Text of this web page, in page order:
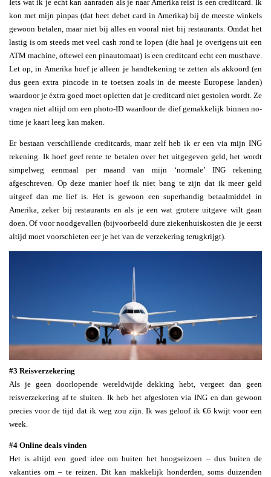
Iets wat ik je echt kan aanraden als je naar Amerika reist is een creditcard. Ik
kon met mijn pinpas (dat heet debet card in Amerika) bij de meeste winkels
gewoon betalen, maar niet bij alles en vooral niet bij restaurants. Omdat het
lastig is om steeds met veel cash rond te lopen (die haal je overigens uit een
ATM machine, oftewel een pinautomaat) is een creditcard echt een musthave.
Let op, in Amerika hoef je alleen je handtekening te zetten als akkoord (en
dus geen extra pincode in te toetsen zoals in de meeste Europese landen)
waardoor je éxtra goed moet opletten dat je creditcard niet gestolen wordt. Ze
vragen niet altijd om een photo-ID waardoor de dief gemakkelijk binnen no-
time je kaart leeg kan maken.
Er bestaan verschillende creditcards, maar zelf heb ik er een via mijn ING
rekening. Ik hoef geef rente te betalen over het uitgegeven geld, het wordt
simpelweg eenmaal per maand van mijn ‘normale’ ING rekening
afgeschreven. Op deze manier hoef ik niet bang te zijn dat ik meer geld
uitgeef dan me lief is. Het is gewoon een superhandig betaalmiddel in
Amerika, zeker bij restaurants en als je een wat grotere uitgave wilt gaan
doen. Of voor noodgevallen (bijvoorbeeld dure ziekenhuiskosten die je eerst
altijd moet voorschieten eer je het van de verzekering terugkrijgt).
#3 Reisverzekering
Als je geen doorlopende wereldwijde dekking hebt, vergeet dan geen
reisverzekering af te sluiten. Ik heb het afgesloten via ING en dan gewoon
precies voor de tijd dat ik weg zou zijn. Ik was geloof ik €6 kwijt voor een
week.
#4 Online deals vinden
Het is altijd een goed idee om buiten het hoogseizoen – dus buiten de
vakanties om – te reizen. Dit kan makkelijk honderden, soms duizenden